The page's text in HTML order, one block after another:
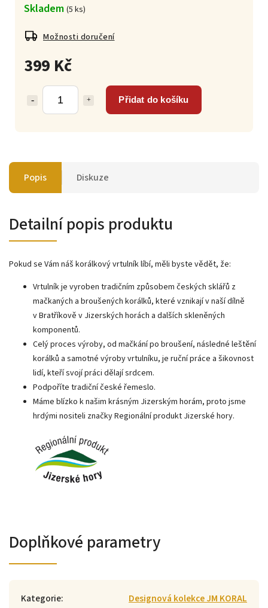
399 Kč
Přidat do košíku
Skladem (5 ks)
Možnosti doručení
Popis Diskuze
Detailní popis produktu
Pokud se Vám náš korálkový vrtulník líbí, měli byste vědět, že:
Vrtulník je vyroben tradičním způsobem českých sklářů z
mačkaných a broušených korálků, které vznikají v naší dílně
v Bratříkově v Jizerských horách a dalších skleněných
komponentů.
Celý proces výroby, od mačkání po broušení, následné leštění
korálků a samotné výroby vrtulníku, je ruční práce a šikovnost
lidí, kteří svojí práci dělají srdcem.
Podpoříte tradiční české řemeslo.
Máme blízko k našim krásným Jizerským horám, proto jsme
hrdými nositeli značky Regionální produkt Jizerské hory.
Doplňkové parametry
Kategorie:
Designová kolekce JM KORAL